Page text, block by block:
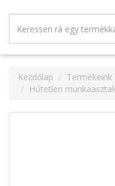
Kezdőlap Termékeink
Hűtetlen